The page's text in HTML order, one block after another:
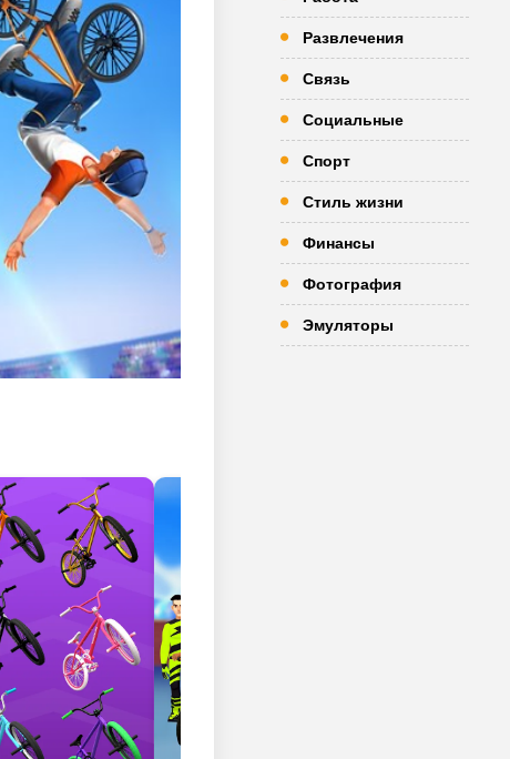
Развлечения
Связь
Социальные
Спорт
Стиль жизни
Финансы
Фотография
Эмуляторы